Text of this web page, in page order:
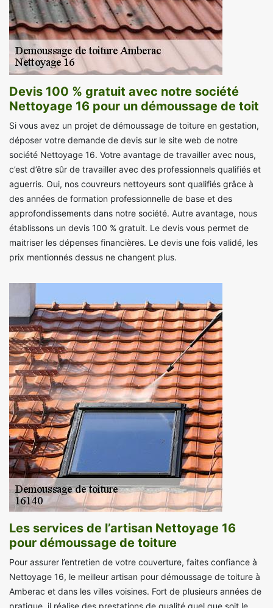
Devis 100 % gratuit avec notre société
Nettoyage 16 pour un démoussage de toit
Si vous avez un projet de démoussage de toiture en gestation,
déposer votre demande de devis sur le site web de notre
société Nettoyage 16. Votre avantage de travailler avec nous,
c’est d’être sûr de travailler avec des professionnels qualifiés et
aguerris. Oui, nos couvreurs nettoyeurs sont qualifiés grâce à
des années de formation professionnelle de base et des
approfondissements dans notre société. Autre avantage, nous
établissons un devis 100 % gratuit. Le devis vous permet de
maitriser les dépenses financières. Le devis une fois validé, les
prix mentionnés dessus ne changent plus.
Les services de l’artisan Nettoyage 16
pour démoussage de toiture
Pour assurer l’entretien de votre couverture, faites confiance à
Nettoyage 16, le meilleur artisan pour démoussage de toiture à
Amberac et dans les villes voisines. Fort de plusieurs années de